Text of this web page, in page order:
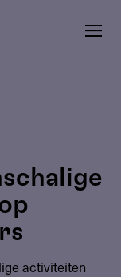
activiteiten